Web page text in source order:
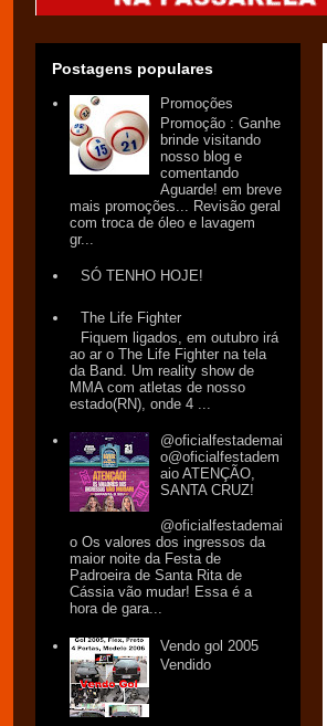
Postagens populares
Promoções
Promoção : Ganhe
brinde visitando
nosso blog e
comentando
Aguarde! em breve
mais promoções... Revisão geral
com troca de óleo e lavagem
gr...
SÓ TENHO HOJE!
The Life Fighter
Fiquem ligados, em outubro irá
ao ar o The Life Fighter na tela
da Band. Um reality show de
MMA com atletas de nosso
estado(RN), onde 4 ...
@oficialfestademai
o@oficialfestadem
aio ATENÇÃO,
SANTA CRUZ!
@oficialfestademai
o Os valores dos ingressos da
maior noite da Festa de
Padroeira de Santa Rita de
Cássia vão mudar! Essa é a
hora de gara...
Vendo gol 2005
Vendido